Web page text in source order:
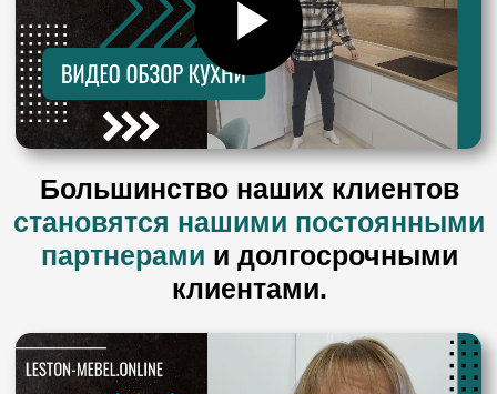
Бесплатный выезд мастера с
материалами фасадов, примерами
фурнитуры и столешницы, чтобы
Разработка дизайн-проекта любой
Бесплатный 3D проект
2